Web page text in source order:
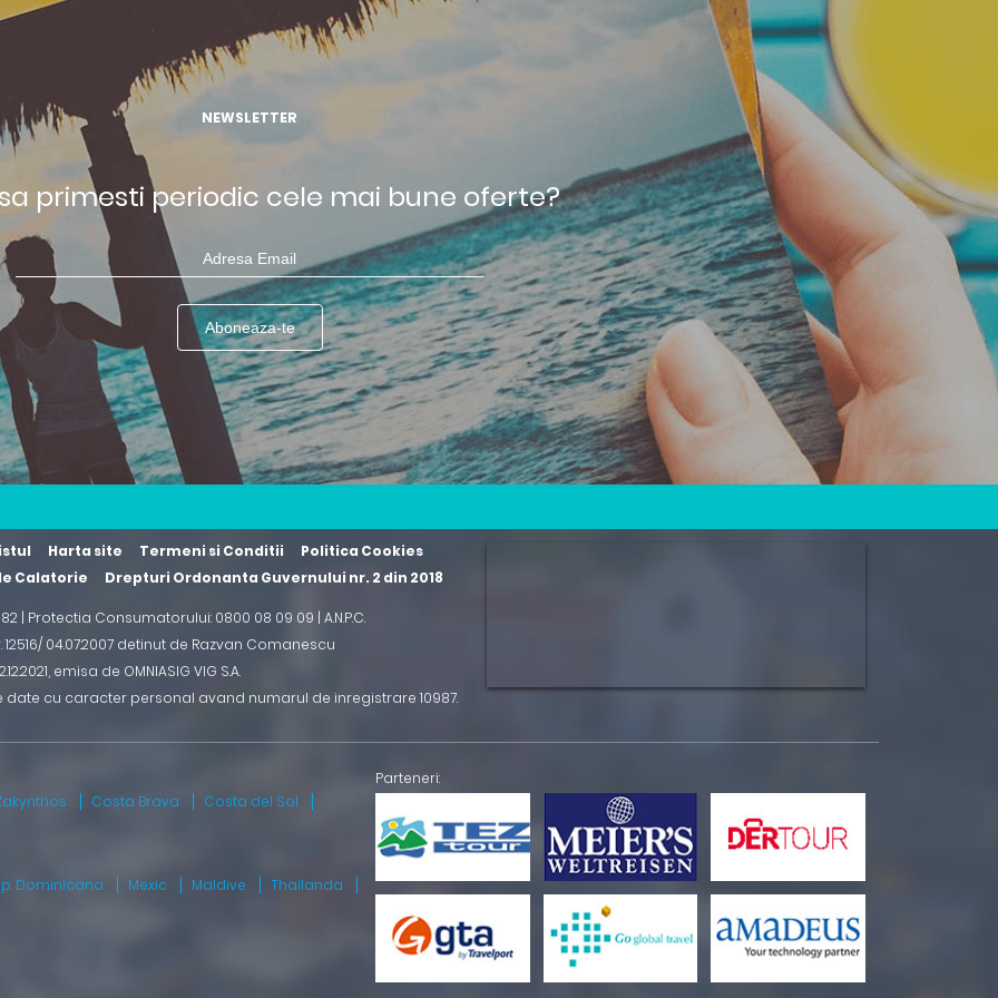
NEWSLETTER
primesti periodic cele mai bune oferte?
Harta site Termeni si Conditii
Politica Cookies
Calatorie
Drepturi Ordonanta Guvernului nr. 2 din 2018
| Protectia Consumatorului: 0800 08 09 09 | A.N.P.C.
12516/ 04.07.2007 detinut de Razvan Comanescu
, emisa de OMNIASIG VIG S.A.
cu caracter personal avand numarul de inregistrare 10987.
Costa Brava Costa del Sol
Dominicana Mexic Maldive Thailanda